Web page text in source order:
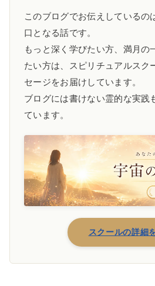
このブログでお伝えしているの
口となる話です。
もっと深く学びたい方、満月の
たい方は、スピリチュアルスク
セージをお届けしています。
ブログには書けない霊的な実践
ています。
スクールの詳細